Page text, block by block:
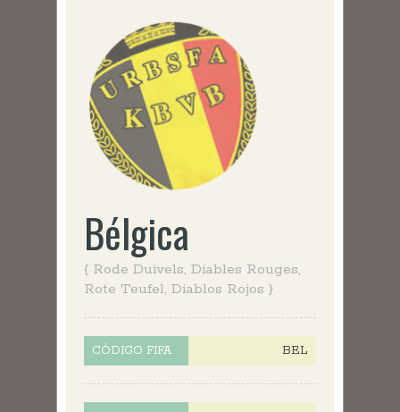
Bélgica
{ Rode Duivels, Diables Rouges,
Rote Teufel, Diablos Rojos }
CÓDIGO FIFA BEL